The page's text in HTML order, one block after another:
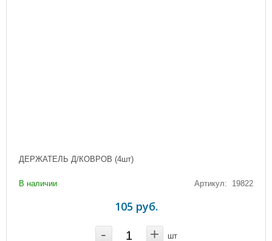
ДЕРЖАТЕЛЬ Д/КОВРОВ (4шт)
В наличии Артикул: 19822
105 руб.
- + шт